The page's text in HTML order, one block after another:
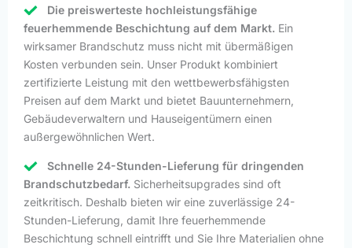
Die preiswerteste hochleistungsfähige
feuerhemmende Beschichtung auf dem Markt. Ein
wirksamer Brandschutz muss nicht mit übermäßigen
Kosten verbunden sein. Unser Produkt kombiniert
zertifizierte Leistung mit den wettbewerbsfähigsten
Preisen auf dem Markt und bietet Bauunternehmern,
Gebäudeverwaltern und Hauseigentümern einen
außergewöhnlichen Wert.
Schnelle 24-Stunden-Lieferung für dringenden
Brandschutzbedarf. Sicherheitsupgrades sind oft
zeitkritisch. Deshalb bieten wir eine zuverlässige 24-
Stunden-Lieferung, damit Ihre feuerhemmende
Beschichtung schnell eintrifft und Sie Ihre Materialien ohne